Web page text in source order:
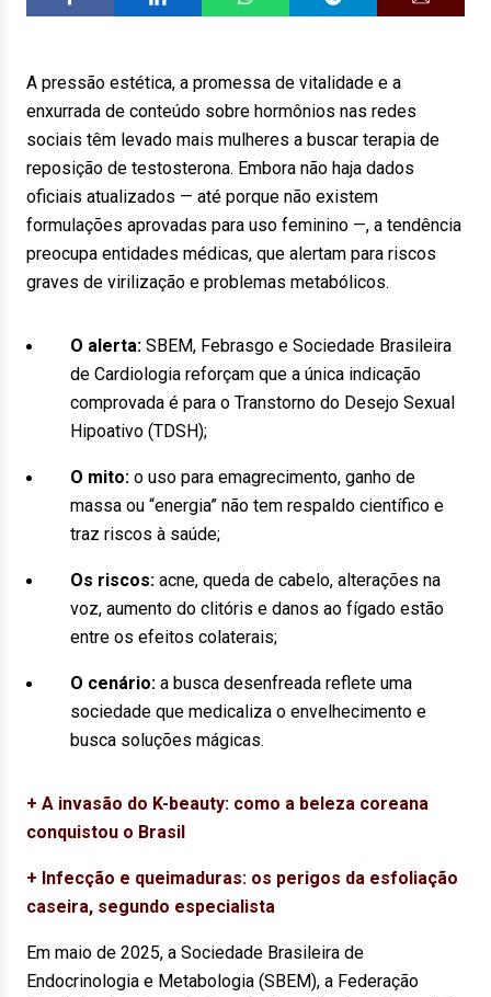
A pressão estética, a promessa de vitalidade e a
enxurrada de conteúdo sobre hormônios nas redes
sociais têm levado mais mulheres a buscar terapia de
reposição de testosterona. Embora não haja dados
oficiais atualizados — até porque não existem
formulações aprovadas para uso feminino —, a tendência
preocupa entidades médicas, que alertam para riscos
graves de virilização e problemas metabólicos.
O alerta: SBEM, Febrasgo e Sociedade Brasileira
de Cardiologia reforçam que a única indicação
comprovada é para o Transtorno do Desejo Sexual
Hipoativo (TDSH);
O mito: o uso para emagrecimento, ganho de
massa ou “energia” não tem respaldo científico e
traz riscos à saúde;
Os riscos: acne, queda de cabelo, alterações na
voz, aumento do clitóris e danos ao fígado estão
entre os efeitos colaterais;
O cenário: a busca desenfreada reflete uma
sociedade que medicaliza o envelhecimento e
busca soluções mágicas.
+ A invasão do K-beauty: como a beleza coreana
conquistou o Brasil
+ Infecção e queimaduras: os perigos da esfoliação
caseira, segundo especialista
Em maio de 2025, a Sociedade Brasileira de
Endocrinologia e Metabologia (SBEM), a Federação